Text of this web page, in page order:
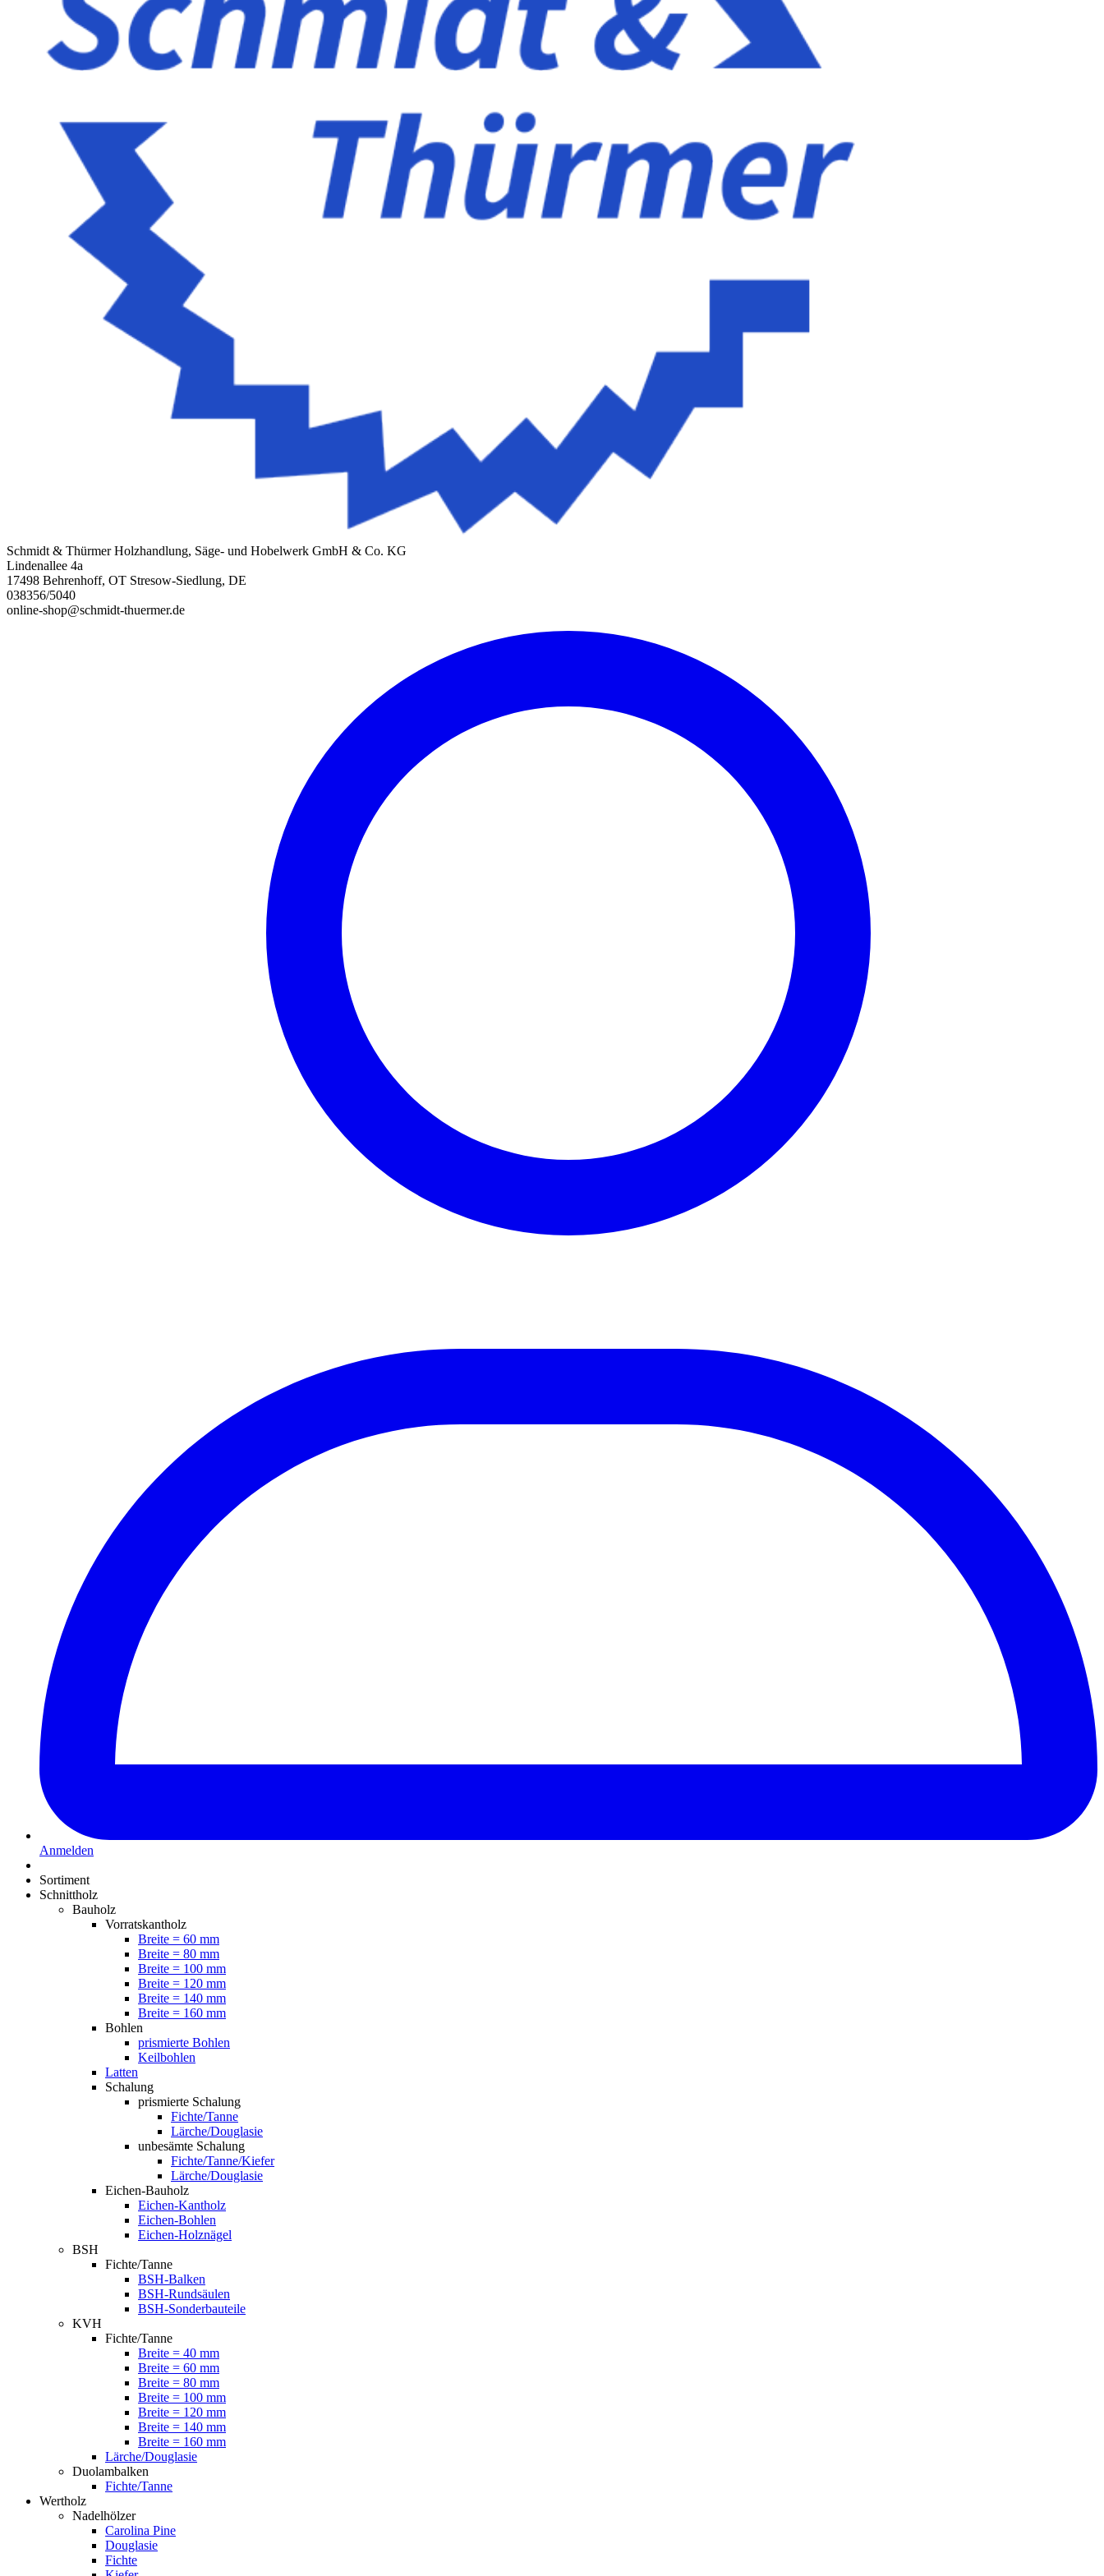
Schmidt & Thürmer Holzhandlung, Säge- und Hobelwerk GmbH & Co. KG
Lindenallee 4a
17498 Behrenhoff, OT Stresow-Siedlung, DE
038356/5040
online-shop@schmidt-thuermer.de
Anmelden
Sortiment
Schnittholz
Bauholz
Vorratskantholz
Breite = 60 mm
Breite = 80 mm
Breite = 100 mm
Breite = 120 mm
Breite = 140 mm
Breite = 160 mm
Bohlen
prismierte Bohlen
Keilbohlen
Latten
Schalung
prismierte Schalung
Fichte/Tanne
Lärche/Douglasie
unbesämte Schalung
Fichte/Tanne/Kiefer
Lärche/Douglasie
Eichen-Bauholz
Eichen-Kantholz
Eichen-Bohlen
Eichen-Holznägel
BSH
Fichte/Tanne
BSH-Balken
BSH-Rundsäulen
BSH-Sonderbauteile
KVH
Fichte/Tanne
Breite = 40 mm
Breite = 60 mm
Breite = 80 mm
Breite = 100 mm
Breite = 120 mm
Breite = 140 mm
Breite = 160 mm
Lärche/Douglasie
Duolambalken
Fichte/Tanne
Wertholz
Nadelhölzer
Carolina Pine
Douglasie
Fichte